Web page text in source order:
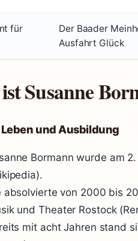
für
Der Baader
Ausfahrt Glück
Susanne
und Ausbildung
Bormann wurde am
absolvierte von 2000 bis
und Theater Rostock
mit acht Jahren stand